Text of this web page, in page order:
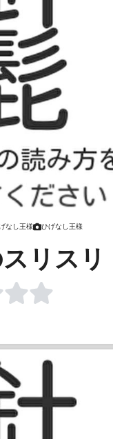
なし王様 ひげなし王様
リスリ